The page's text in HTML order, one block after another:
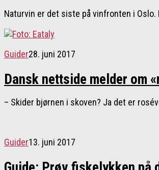
Naturvin er det siste på vinfronten i
Guider28. juni 2017
Dansk nettside melder om
– Skider bjørnen i skoven? Ja det er
Guider13. juni 2017